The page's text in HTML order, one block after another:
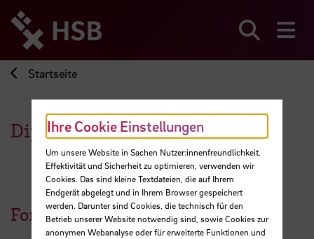
zum
Seiteninhalt
springen
Startseite
Dipl. Ing. Gehadeldin Adam
Forschungsprojekte
Ihre Cookie Einstellungen
Um unsere Website in Sachen Nutzer:innenfreundlichkeit,
Effektivität und Sicherheit zu optimieren, verwenden wir
Cookies. Das sind kleine Textdateien, die auf Ihrem
Endgerät abgelegt und in Ihrem Browser gespeichert
werden. Darunter sind Cookies, die technisch für den
Betrieb unserer Website notwendig sind, sowie Cookies zur
anonymen Webanalyse oder für erweiterte Funktionen und